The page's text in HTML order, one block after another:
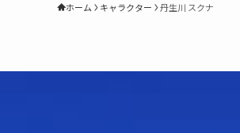
ホーム キャラクター 丹生川 スクナ